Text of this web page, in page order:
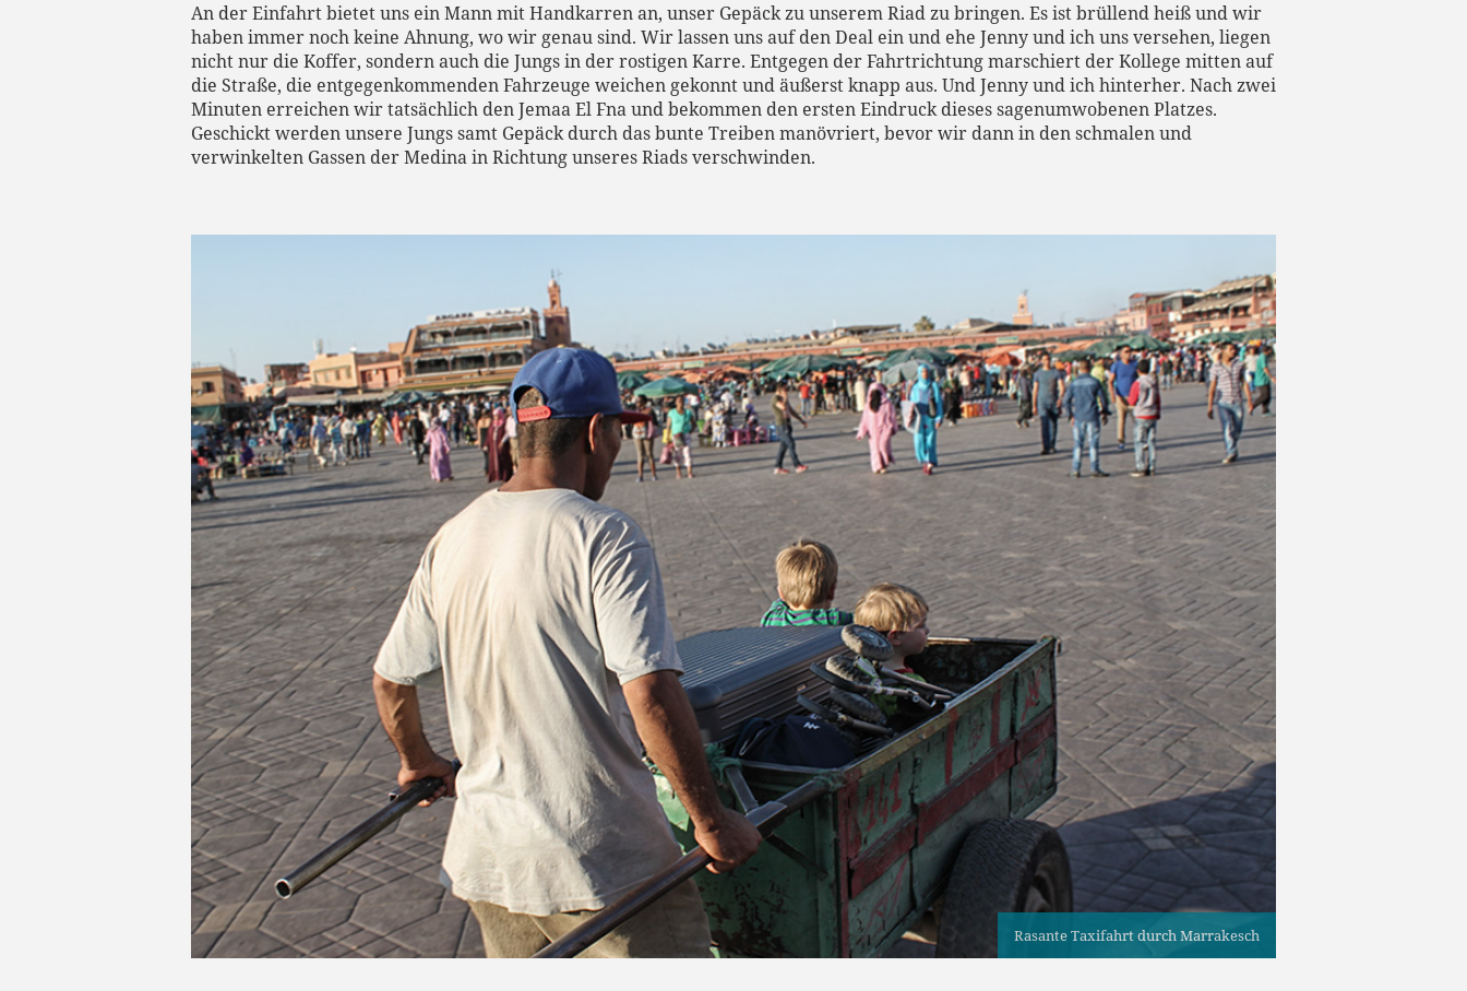
An der Einfahrt bietet uns ein Mann mit Handkarren an, unser Gepäck zu unserem Riad zu bringen. Es ist brüllend heiß und wir
haben immer noch keine Ahnung, wo wir genau sind. Wir lassen uns auf den Deal ein und ehe Jenny und ich uns versehen, liegen
nicht nur die Koffer, sondern auch die Jungs in der rostigen Karre. Entgegen der Fahrtrichtung marschiert der Kollege mitten auf
die Straße, die entgegenkommenden Fahrzeuge weichen gekonnt und äußerst knapp aus. Und Jenny und ich hinterher. Nach zwei
Minuten erreichen wir tatsächlich den Jemaa El Fna und bekommen den ersten Eindruck dieses sagenumwobenen Platzes.
Geschickt werden unsere Jungs samt Gepäck durch das bunte Treiben manövriert, bevor wir dann in den schmalen und
verwinkelten Gassen der Medina in Richtung unseres Riads verschwinden.
Rasante Taxifahrt durch Marrakesch